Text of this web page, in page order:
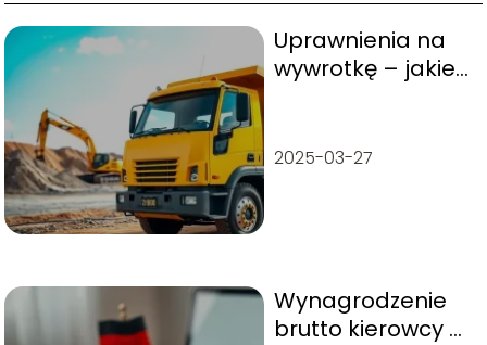
Uprawnienia na
wywrotkę – jakie
2025-03-27
Wynagrodzenie
brutto kierowcy w